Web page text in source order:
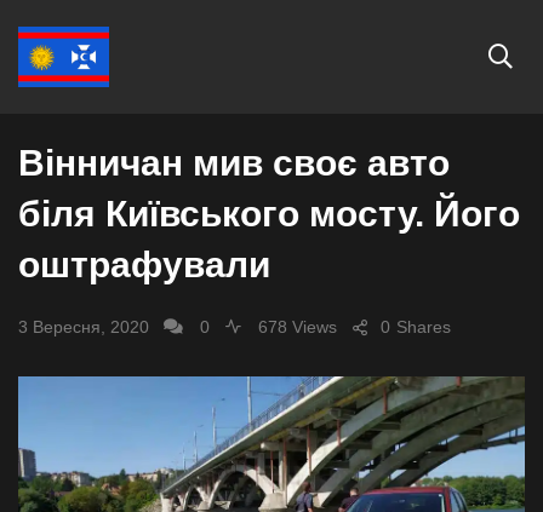
ВІННИЦЯ
Вінничан мив своє авто
біля Київського мосту. Його
оштрафували
3 Вересня, 2020 0 678 Views Shares
0